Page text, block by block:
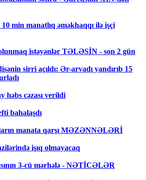
min manatlıq əməkhaqqı ilə işçi
istəyənlər TƏLƏSİN - son 2 gün
sirri açıldı: Ər-arvadı yandırıb 15
həbs cəzası verildi
bahalaşdı
manata qarşı MƏZƏNNƏLƏRİ
işıq olmayacaq
3-cü mərhələ - NƏTİCƏLƏR